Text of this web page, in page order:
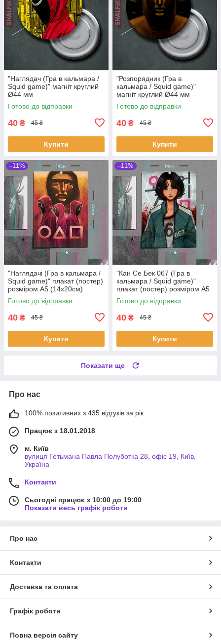
"Наглядач (Гра в кальмара /
Squid game)" магніт круглий
Ø44 мм
Готово до відправки
40 ₴ 45 ₴
Купити
"Розпорядник (Гра в
кальмара / Squid game)"
магніт круглий Ø44 мм
Готово до відправки
40 ₴ 45 ₴
Купити
–11%
"Наглядачі (Гра в кальмара /
Squid game)" плакат (постер)
розміром А5 (14х20см)
Готово до відправки
40 ₴ 45 ₴
Купити
–11%
"Кан Се Бек 067 (Гра в
кальмара / Squid game)"
плакат (постер) розміром А5
(14х20см)
Готово до відправки
40 ₴ 45 ₴
Купити
Показати ще
Про нас
100% позитивних з 435 відгуків за рік
Працює з 18.01.2018
м. Київ
вулиця Гетьмана Павла Полуботка 28, офіс 19, Київ,
Україна
Контакти
Сьогодні працює з 10:00 до 19:00
Показати весь графік роботи
Про нас
Контакти
Доставка та оплата
Графік роботи
Повна версія сайту